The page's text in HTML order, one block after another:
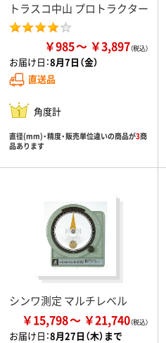
トラスコ中山 プロトラクター
￥985 ￥3,897
お届け日：8月7日（金）
直送品
角度計
直径(mm)・精度・販売単位違いの商品が3商
品あります
シンワ測定 マルチレベル
￥15,798 ￥21,740
お届け日：8月27日（木）まで